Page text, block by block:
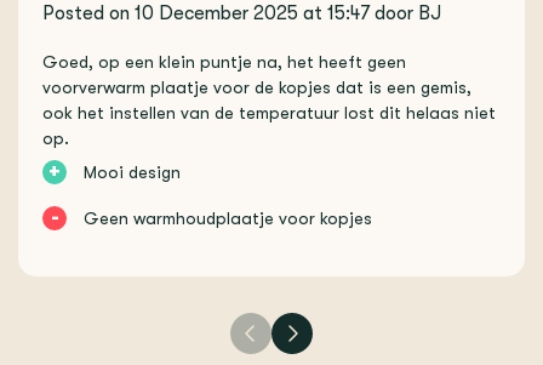
Posted on 10 December 2025 at 15:47 door BJ
Goed, op een klein puntje na, het heeft geen
voorverwarm plaatje voor de kopjes dat is een gemis,
ook het instellen van de temperatuur lost dit helaas niet
op.
+ Mooi design
- Geen warmhoudplaatje voor kopjes